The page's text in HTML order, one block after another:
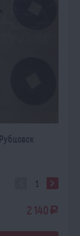
2 140 a